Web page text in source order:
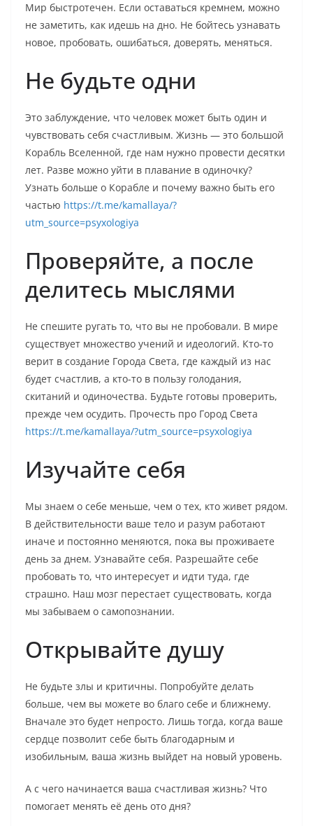
Мир быстротечен. Если оставаться кремнем, можно
не заметить, как идешь на дно. Не бойтесь узнавать
новое, пробовать, ошибаться, доверять, меняться.
Не будьте одни
Это заблуждение, что человек может быть один и
чувствовать себя счастливым. Жизнь — это большой
Корабль Вселенной, где нам нужно провести десятки
лет. Разве можно уйти в плавание в одиночку?
Узнать больше о Корабле и почему важно быть его
частью https://t.me/kamallaya/?
utm_source=psyxologiya
Проверяйте, а после
делитесь мыслями
Не спешите ругать то, что вы не пробовали. В мире
существует множество учений и идеологий. Кто-то
верит в создание Города Света, где каждый из нас
будет счастлив, а кто-то в пользу голодания,
скитаний и одиночества. Будьте готовы проверить,
прежде чем осудить. Прочесть про Город Света
https://t.me/kamallaya/?utm_source=psyxologiya
Изучайте себя
Мы знаем о себе меньше, чем о тех, кто живет рядом.
В действительности ваше тело и разум работают
иначе и постоянно меняются, пока вы проживаете
день за днем. Узнавайте себя. Разрешайте себе
пробовать то, что интересует и идти туда, где
страшно. Наш мозг перестает существовать, когда
мы забываем о самопознании.
Открывайте душу
Не будьте злы и критичны. Попробуйте делать
больше, чем вы можете во благо себе и ближнему.
Вначале это будет непросто. Лишь тогда, когда ваше
сердце позволит себе быть благодарным и
изобильным, ваша жизнь выйдет на новый уровень.
А с чего начинается ваша счастливая жизнь? Что
помогает менять её день ото дня?